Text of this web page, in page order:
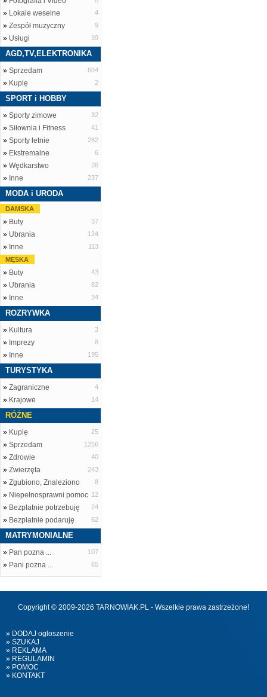
» Lokale weselne 4
» Zespół muzyczny 9
» Usługi 39
AGD,TV,ELEKTRONIKA
» Sprzedam 604
» Kupię 2
SPORT i HOBBY
» Sporty zimowe 32
» Siłownia i Fitness 41
» Sporty letnie 282
» Ekstremalne 6
» Wędkarstwo 26
» Inne 237
MODA i URODA
DAMSKA
» Buty 37
» Ubrania 124
» Inne
113
MĘSKA
» Buty 43
» Ubrania 82
» Inne 34
ROZRYWKA
» Kultura 3
» Imprezy 8
» Inne 195
TURYSTYKA
» Zagraniczne 4
» Krajowe 14
RÓŻNE
» Kupię 25
» Sprzedam 1256
» Zdrowie 40
» Zwierzęta 243
» Zgubiono, Znaleziono 8
» Niepełnosprawni pomoc 12
» Bezpłatnie potrzebuję 24
» Bezpłatnie podaruję 62
MATRYMONIALNE
» Pan pozna ... 107
» Pani pozna ... 65
Copyright © 2009-2026 TARNOWIAK.PL - Wszelkie prawa zastrzeżone!
» DODAJ ogloszenie
» SZUKAJ
» REKLAMA
» REGULAMIN
» POMOC
» KONTAKT